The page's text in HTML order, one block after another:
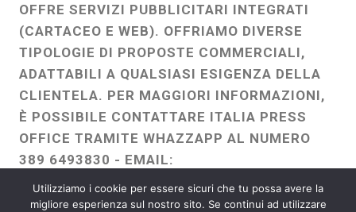
OFFRE SERVIZI PUBBLICITARI INTEGRATI
(CARTACEO E WEB). OFFRIAMO DIVERSE
TIPOLOGIE DI PROPOSTE COMMERCIALI,
ADATTABILI A QUALSIASI ESIGENZA DELLA
CLIENTELA. PER MAGGIORI INFORMAZIONI,
È POSSIBILE CONTATTARE ITALIA PRESS
OFFICE TRAMITE WHAZZAPP AL NUMERO
389 6493830 - EMAIL:
ITALIAPRESSOFFICE@GMAIL.COM
WEBMASTER :FRANCESCO GENTILE
Utilizziamo i cookie per essere sicuri che tu possa avere la
migliore esperienza sul nostro sito. Se continui ad utilizzare